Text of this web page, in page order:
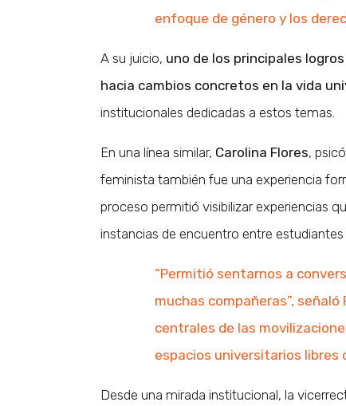
enfoque de género y los
A su juicio, uno de los principales
hacia cambios concretos en la vida
institucionales dedicadas a estos temas.
En una línea similar, Carolina Flores,
feminista también fue una experiencia
proceso permitió visibilizar experiencias
instancias de encuentro entre
“Permitió sentarnos a
muchas compañeras”,
centrales de las
espacios universitarios libres
Desde una mirada institucional, la